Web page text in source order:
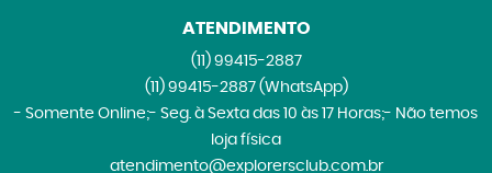
ATENDIMENTO
(11)99415-2887
(11)99415-2887 (WhatsApp)
- Somente Online;- Seg. à Sexta das 10 às 17 Horas;- Não temos
loja física
atendimento@explorersclub.com.br